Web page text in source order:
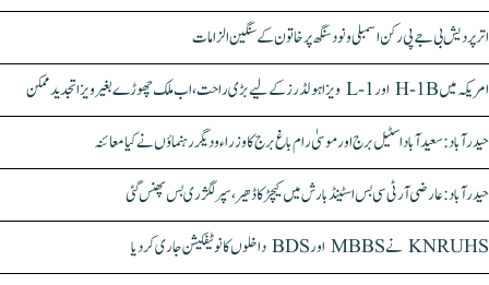
اتر پردیش بی جے پی رکن اسمبلی ونود سنگھ پر خاتون کے سنگین الزامات
امریکہ میں H-1B اور L-1 ویزا ہولڈرز کے لیے بڑی راحت، اب ملک چھوڑے بغیر ویزا تجدید ممکن
حیدرآباد: سعیدآباد اسٹیل برج اور موسیٰ رام باغ برج کا وزراء و دیگر رہنماؤں نے کیا معائنہ
حیدرآباد: عارضی آر ٹی سی بس اسٹینڈ بارش میں کیچڑ کا ڈھیر، سپر لگژری بس پھنس گئی
KNRUHS نے MBBS اور BDS داخلوں کا نوٹیفکیشن جاری کر دیا